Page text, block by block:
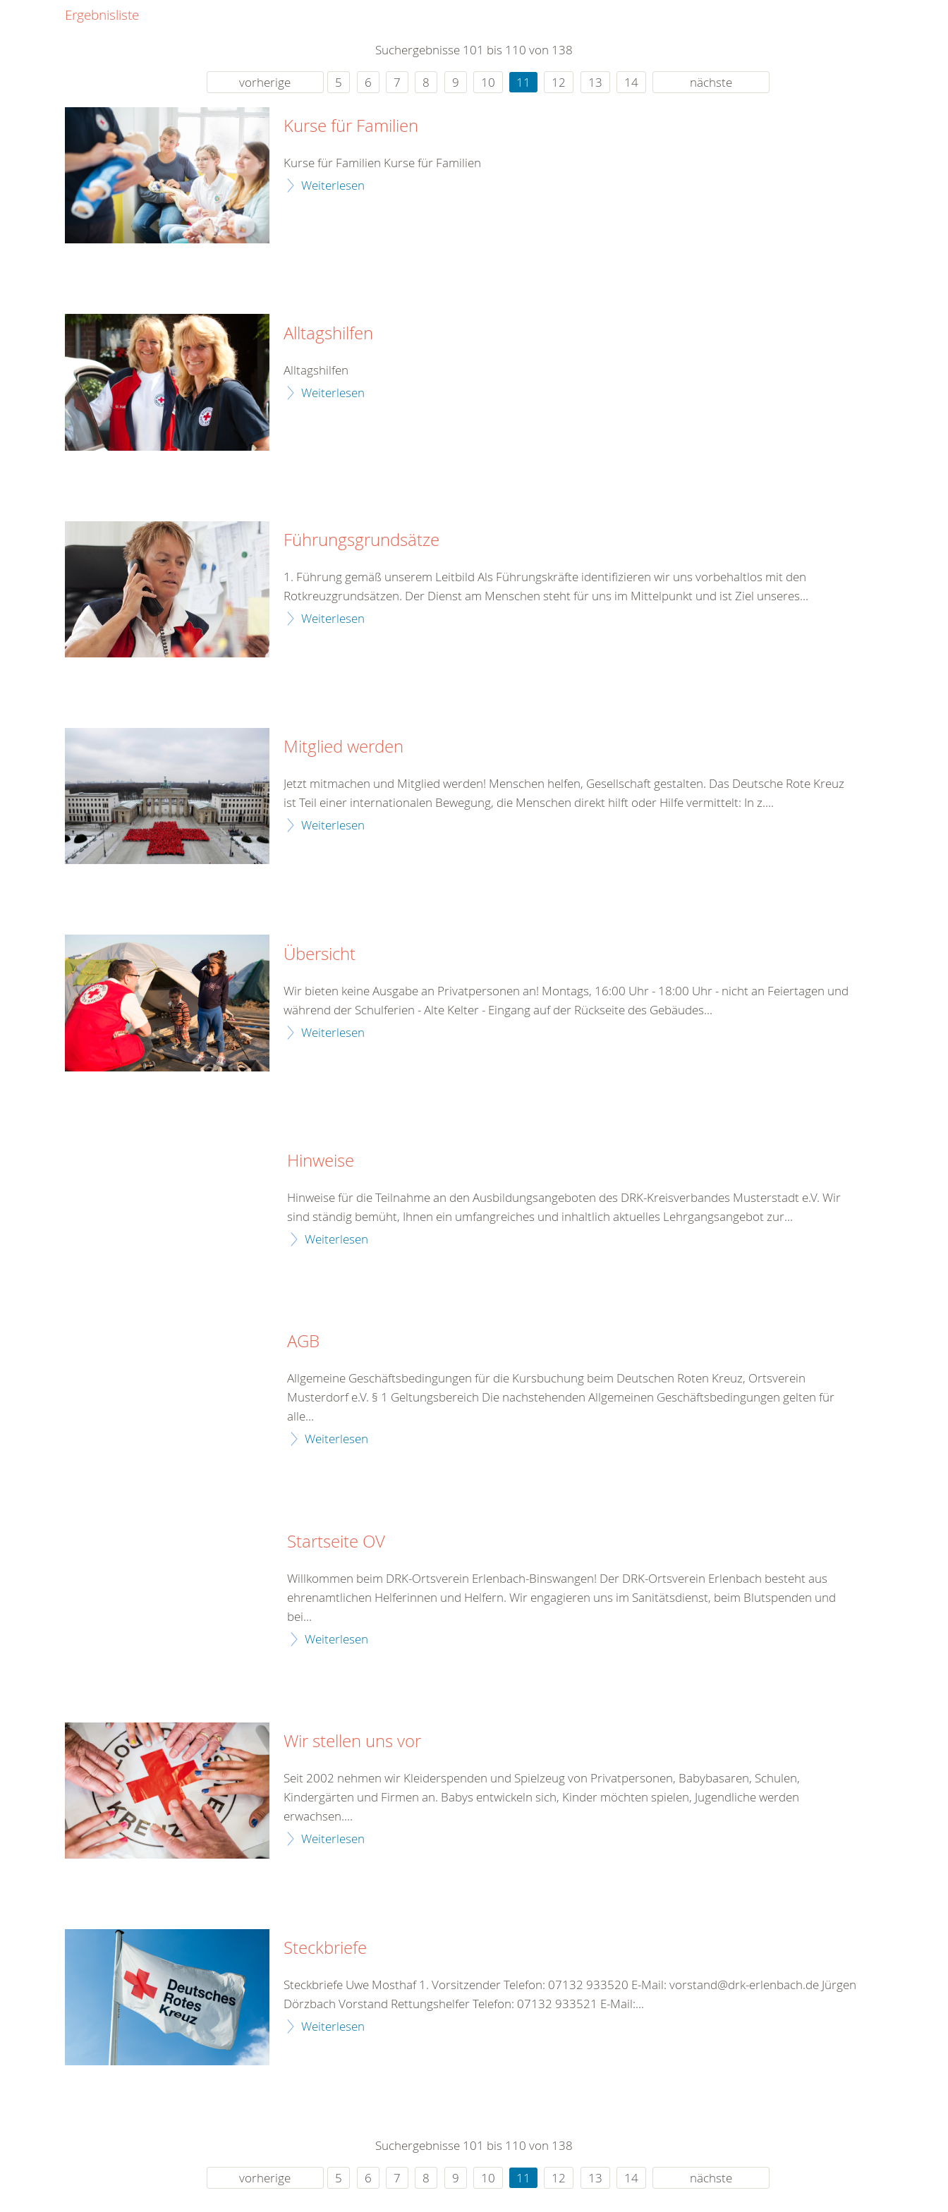
rund um die Uhr
Ergebnisliste
Suchergebnisse 101 bis 110 von 138
vorherige
5 6 7 8 9 10 11 12 13 14 nächste
Kurse für Familien
Kurse für Familien Kurse für Familien
Weiterlesen
Alltagshilfen
Alltagshilfen
Weiterlesen
Führungsgrundsätze
1. Führung gemäß unserem Leitbild Als Führungskräfte identifizieren wir uns vorbehaltlos mit den
Rotkreuzgrundsätzen. Der Dienst am Menschen steht für uns im Mittelpunkt und ist Ziel unseres...
Weiterlesen
Mitglied werden
Jetzt mitmachen und Mitglied werden! Menschen helfen, Gesellschaft gestalten. Das Deutsche Rote Kreuz
ist Teil einer internationalen Bewegung, die Menschen direkt hilft oder Hilfe vermittelt: In z....
Weiterlesen
Übersicht
Wir bieten keine Ausgabe an Privatpersonen an! Montags, 16:00 Uhr - 18:00 Uhr - nicht an Feiertagen und
während der Schulferien - Alte Kelter - Eingang auf der Rückseite des Gebäudes...
Weiterlesen
Hinweise
Hinweise für die Teilnahme an den Ausbildungsangeboten des DRK-Kreisverbandes Musterstadt e.V. Wir
sind ständig bemüht, Ihnen ein umfangreiches und inhaltlich aktuelles Lehrgangsangebot zur...
Weiterlesen
AGB
Allgemeine Geschäftsbedingungen für die Kursbuchung beim Deutschen Roten Kreuz, Ortsverein
Musterdorf e.V. § 1 Geltungsbereich Die nachstehenden Allgemeinen Geschäftsbedingungen gelten für
alle...
Weiterlesen
Startseite OV
Willkommen beim DRK-Ortsverein Erlenbach-Binswangen! Der DRK-Ortsverein Erlenbach besteht aus
ehrenamtlichen Helferinnen und Helfern. Wir engagieren uns im Sanitätsdienst, beim Blutspenden und
bei...
Weiterlesen
Wir stellen uns vor
Seit 2002 nehmen wir Kleiderspenden und Spielzeug von Privatpersonen, Babybasaren, Schulen,
Kindergärten und Firmen an. Babys entwickeln sich, Kinder möchten spielen, Jugendliche werden
erwachsen....
Weiterlesen
Steckbriefe
Steckbriefe Uwe Mosthaf 1. Vorsitzender Telefon: 07132 933520 E-Mail: vorstand@drk-erlenbach.de Jürgen
Dörzbach Vorstand Rettungshelfer Telefon: 07132 933521 E-Mail:...
Weiterlesen
Suchergebnisse 101 bis 110 von 138
vorherige
5 6 7 8 9 10 11 12 13 14 nächste